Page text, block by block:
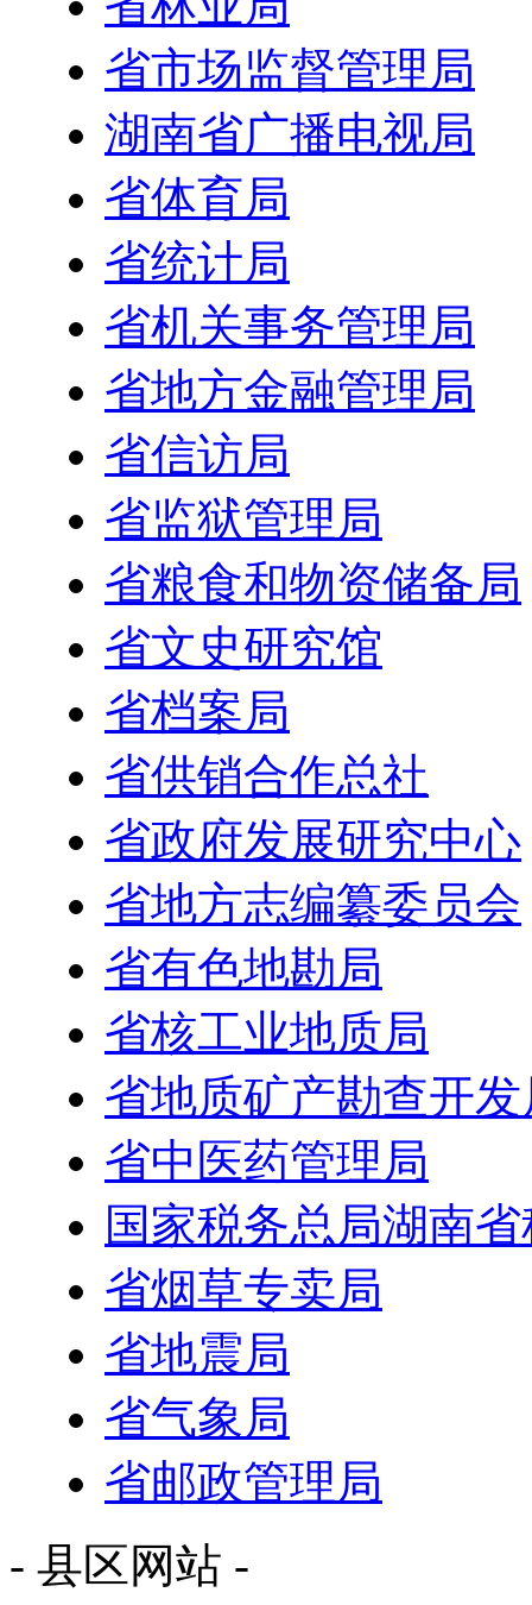
省市场监督管理局
湖南省广播电视局
省体育局
省统计局
省机关事务管理局
省地方金融管理局
省信访局
省监狱管理局
省粮食和物资储备局
省文史研究馆
省档案局
省供销合作总社
省政府发展研究中心
省地方志编纂委员会
省有色地勘局
省核工业地质局
省地质矿产勘查开发
省中医药管理局
国家税务总局湖南
省烟草专卖局
省地震局
省气象局
省邮政管理局
- 县区网站 -